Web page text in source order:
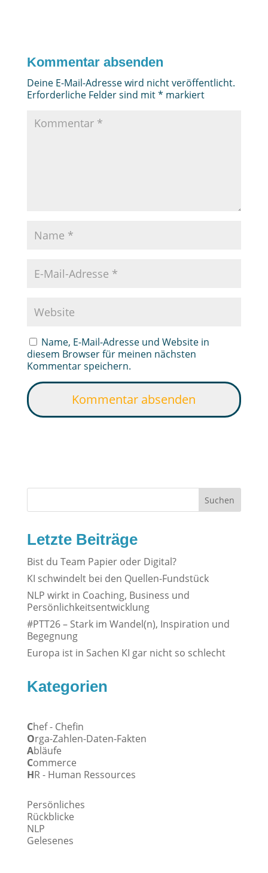
Kommentar absenden
Deine E-Mail-Adresse wird nicht veröffentlicht.
Erforderliche Felder sind mit* markiert
Name, E-Mail-Adresse und Website in
diesem Browser für meinen nächsten
Kommentar speichern.
Suchen
Letzte Beiträge
Bist du Team Papier oder Digital?
KI schwindelt bei den Quellen-Fundstück
NLP wirkt in Coaching, Business und
Persönlichkeitsentwicklung
#PTT26 – Stark im Wandel(n), Inspiration und
Begegnung
Europa ist in Sachen KI gar nicht so schlecht
Kategorien
Chef - Chefin
Orga-Zahlen-Daten-Fakten
Abläufe
Commerce
HR - Human Ressources
Persönliches
Rückblicke
NLP
Gelesenes